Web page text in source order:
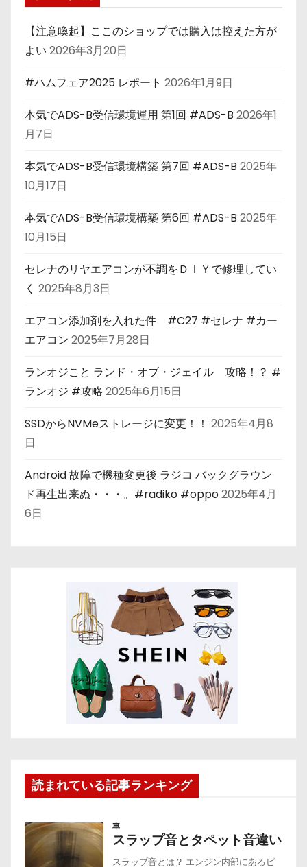
【注意喚起】ここのショップでは購入は控えた方が
よい 2026年3月20日
#ハムフェア2025 レポート 2026年1月9日
本気でADS-B受信環境運用 第1回 #ADS-B 2026年1
月7日
本気でADS-B受信環境構築 第7回 #ADS-B 2025年
10月17日
本気でADS-B受信環境構築 第6回 #ADS-B 2025年
10月15日
セレナのリヤエアコンが不調をＤＩＹで修理してい
く 2025年8月3日
エアコン添加剤を入れた件 #C27 #セレナ #カー
エアコン 2025年7月28日
ランオジこと ランド・オブ・ジェイル 攻略！？ #
ランオジ #攻略 2025年6月15日
SSDからNVMeストレージに変更！！ 2025年4月8
日
Android 故障で機種変更後 ラジコ バックグラウン
ド再生出来ぬ・・・。#radiko #oppo2025年4月
6日
読まれている記事ランキング